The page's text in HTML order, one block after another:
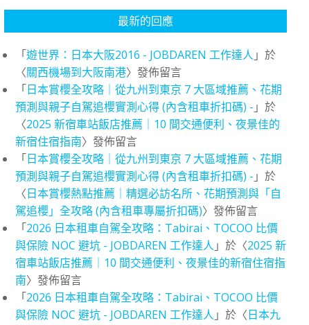
最新的回應
「遊世界：日本大阪2016 - JOBDAREN 工作達人 」於
〈關西機場到大阪南港〉發佈留言
「日本賞櫻全攻略｜從九州到東京 7 大區域推薦、花期
預測與親子自駕追櫻實測心得 (內含租車折扣碼) - 」於
〈2025 新宿車站飯店推薦｜10 間交通便利、夜景佳的
新宿住宿指南〉發佈留言
「日本賞櫻全攻略｜從九州到東京 7 大區域推薦、花期
預測與親子自駕追櫻實測心得 (內含租車折扣碼) - 」於
〈日本賞櫻熱點推薦｜精選必訪名所、花期預測與「自
駕追櫻」全攻略 (內含租車專屬折扣碼)〉發佈留言
「2026 日本租車自駕全攻略：Tabirai、TOCOO 比價
與保險 NOC 避坑 - JOBDAREN 工作達人 」於〈2025 新
宿車站飯店推薦｜10 間交通便利、夜景佳的新宿住宿指
南〉發佈留言
「2026 日本租車自駕全攻略：Tabirai、TOCOO 比價
與保險 NOC 避坑 - JOBDAREN 工作達人 」於〈日本九